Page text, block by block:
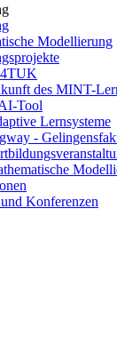
Modellierung
des MINT-
Tool
Lernsysteme
-
Konferenzen